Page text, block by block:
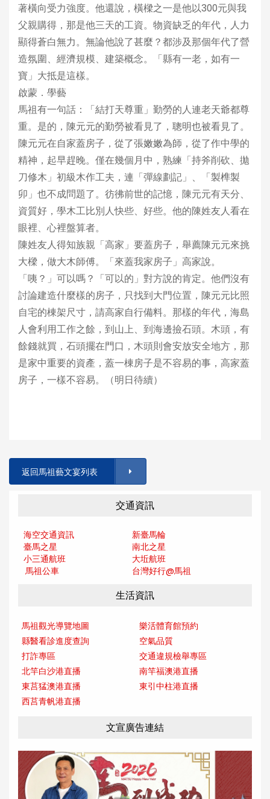
著橫向受力強度。他還說，橫樑之一是他以300元與我
父親購得，那是他三天的工資。物資缺乏的年代，人力
顯得蒼白無力。無論他說了甚麼？都涉及那個年代了營
造氛圍、經濟規模、建築概念。「縣有一老，如有一
寶」大抵是這樣。
啟蒙．學藝
馬祖有一句話：「結打天尊重」勤勞的人連老天爺都尊
重。是的，陳元元的勤勞被看見了，聰明也被看見了。
陳元元在自家蓋房子，從了張嫩嫩為師，從了作中學的
精神，起早趕晚。僅在幾個月中，熟練「持斧削砍、拋
刀修木」初級木作工夫，連「彈線劃記」、「製榫製
卯」也不成問題了。彷彿前世的記憶，陳元元有天分、
資質好，學木工比別人快些、好些。他的陳姓友人看在
眼裡、心裡盤算者。
陳姓友人得知族親「高家」要蓋房子，舉薦陳元元來挑
大樑，做大木師傅。「來蓋我家房子」高家說。
「咦？」可以嗎？「可以的」對方說的肯定。他們沒有
討論建造什麼樣的房子，只找到大門位置，陳元元比照
自宅的棟架尺寸，請高家自行備料。那樣的年代，海島
人會利用工作之餘，到山上、到海邊撿石頭。木頭，有
餘錢就買，石頭擺在門口，木頭則會安放安全地方，那
是家中重要的資產，蓋一棟房子是不容易的事，高家蓋
房子，一樣不容易。（明日待續）
返回馬祖藝文宴列表
交通資訊
海空交通資訊
新臺馬輪
臺馬之星
南北之星
小三通航班
大坵航班
馬祖公車
台灣好行@馬祖
生活資訊
馬祖觀光導覽地圖
樂活體育館預約
縣醫看診進度查詢
空氣品質
打詐專區
交通違規檢舉專區
北竿白沙港直播
南竿福澳港直播
東莒猛澳港直播
東引中柱港直播
西莒青帆港直播
文宣廣告連結